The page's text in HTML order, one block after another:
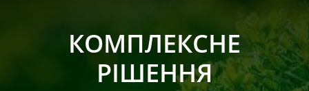
КОМПЛЕКСНЕ
РІШЕННЯ